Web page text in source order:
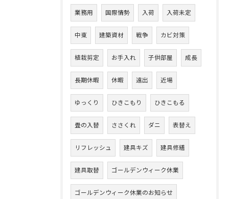
業務用 国際情勢 入荷 入荷未定
中東 建築資材 戦争 カビ対策
植栽剪定 お手入れ 子供部屋 成長
長期休暇 休暇 遠出 近場
ゆっくり ひきこもり ひきこもる
畳の入替 ささくれ ダニ 表替え
リフレッシュ 建具キズ 建具修繕
建具取替 ゴールデンウィーク休業
ゴールデンウィーク休業のお知らせ